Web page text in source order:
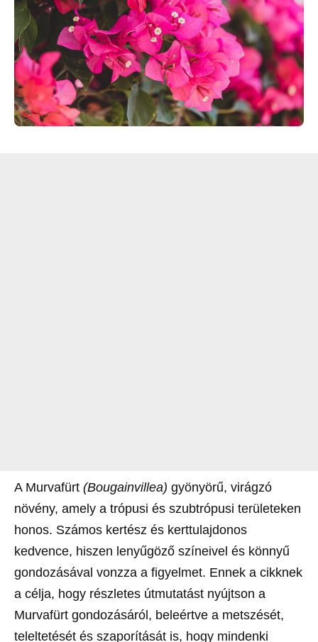
A Murvafürt (Bougainvillea) gyönyörű, virágzó
növény, amely a trópusi és szubtrópusi területeken
honos. Számos kertész és kerttulajdonos
kedvence, hiszen lenyűgöző színeivel és könnyű
gondozásával vonzza a figyelmet. Ennek a cikknek
a célja, hogy részletes útmutatást nyújtson a
Murvafürt gondozásáról, beleértve a metszését,
teleltetését és szaporítását is, hogy mindenki